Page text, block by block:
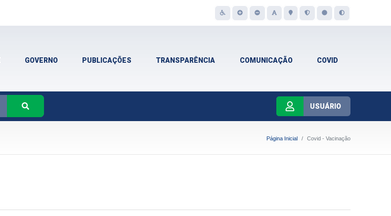
GOVERNO PUBLICAÇÕES TRANSPARÊNCIA COMUNICAÇÃO COVID
USUÁRIO
Página Inicial Covid - Vacinação